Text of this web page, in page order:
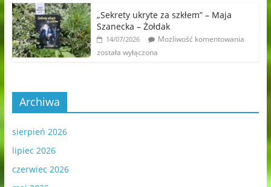
„Sekrety ukryte za szkłem” – Maja
Szanecka – Żołdak
14/07/2026
Możliwość komentowania
została wyłączona
Archiwa
sierpień 2026
lipiec 2026
czerwiec 2026